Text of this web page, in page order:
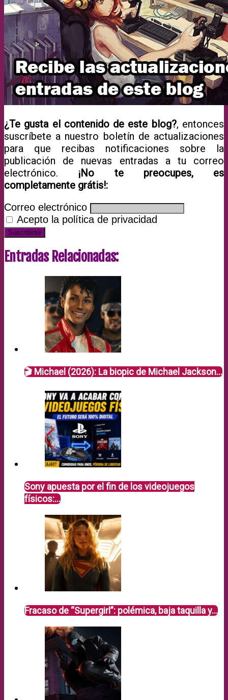
¿Te gusta el contenido de este blog?, entonces
suscríbete a nuestro boletín de actualizaciones
para que recibas notificaciones sobre la
publicación de nuevas entradas a tu correo
electrónico. ¡No te preocupes, es
completamente grátis!:
Correo electrónico
Acepto la política de privacidad
Entradas Relacionadas:
🎬 Michael (2026): La biopic de Michael Jackson…
Sony apuesta por el fin de los videojuegos
físicos:…
Fracaso de “Supergirl”: polémica, baja taquilla y…